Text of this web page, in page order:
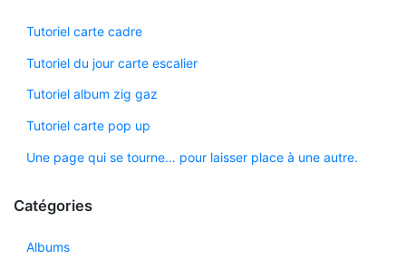
Tutoriel carte cadre
Tutoriel du jour carte escalier
Tutoriel album zig gaz
Tutoriel carte pop up
Une page qui se tourne… pour laisser place à une autre.
Catégories
Albums